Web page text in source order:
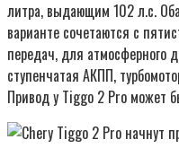
литра, выдающим 102 л.с.
варианте сочетаются с
передач, для атмосферного
ступенчатая АКПП,
Привод у Tiggo 2 Pro может